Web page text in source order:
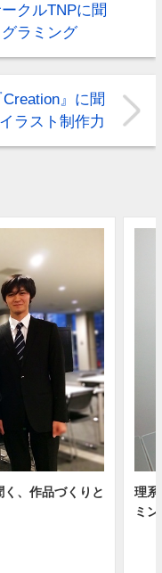
クルTNPに聞
ラミング
』に聞
ラスト制作力
、作品づくりと
理系
ミ